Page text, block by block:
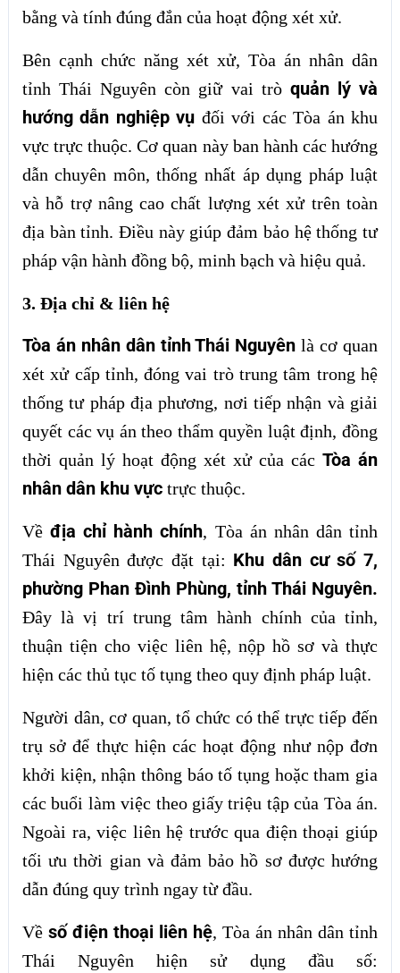
bằng và tính đúng đắn của hoạt động xét xử.
Bên cạnh chức năng xét xử, Tòa án nhân dân
tỉnh Thái Nguyên còn giữ vai trò quản lý và
hướng dẫn nghiệp vụ đối với các Tòa án khu
vực trực thuộc. Cơ quan này ban hành các hướng
dẫn chuyên môn, thống nhất áp dụng pháp luật
và hỗ trợ nâng cao chất lượng xét xử trên toàn
địa bàn tỉnh. Điều này giúp đảm bảo hệ thống tư
pháp vận hành đồng bộ, minh bạch và hiệu quả.
3. Địa chỉ & liên hệ
Tòa án nhân dân tỉnh Thái Nguyên là cơ quan
xét xử cấp tỉnh, đóng vai trò trung tâm trong hệ
thống tư pháp địa phương, nơi tiếp nhận và giải
quyết các vụ án theo thẩm quyền luật định, đồng
thời quản lý hoạt động xét xử của cácTòa án
nhân dân khu vựctrực thuộc.
Vềđịa chỉ hành chính, Tòa án nhân dân tỉnh
Thái Nguyên được đặt tại: Khu dân cư số 7,
phường Phan Đình Phùng, tỉnh Thái Nguyên.
Đây là vị trí trung tâm hành chính của tỉnh,
thuận tiện cho việc liên hệ, nộp hồ sơ và thực
hiện các thủ tục tố tụng theo quy định pháp luật.
Người dân, cơ quan, tổ chức có thể trực tiếp đến
trụ sở để thực hiện các hoạt động như nộp đơn
khởi kiện, nhận thông báo tố tụng hoặc tham gia
các buổi làm việc theo giấy triệu tập của Tòa án.
Ngoài ra, việc liên hệ trước qua điện thoại giúp
tối ưu thời gian và đảm bảo hồ sơ được hướng
dẫn đúng quy trình ngay từ đầu.
Về số điện thoại liên hệ, Tòa án nhân dân tỉnh
Thái Nguyên hiện sử dụng đầu số: